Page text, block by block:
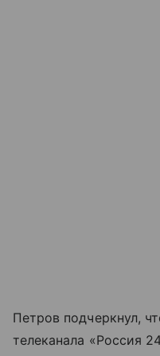
Петров подчеркнул,
телеканала «Россия